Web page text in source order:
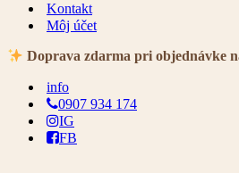
Kontakt
Môj účet
Doprava zdarma pri objednávke
info
0907 934 174
IG
FB